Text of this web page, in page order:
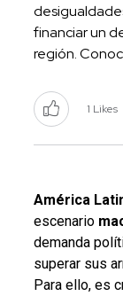
financiar un
región.
1 Likes
América
escenario
demanda
superar sus
Para ello, es